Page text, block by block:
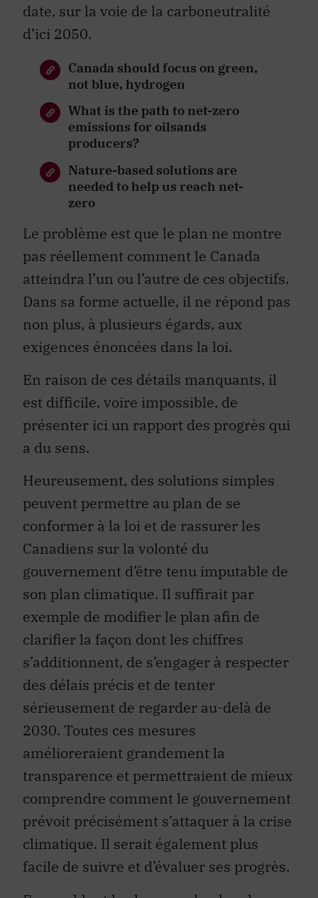
date, sur la voie de la carboneutralité
d’ici 2050.
Canada should focus on green,
not blue, hydrogen
What is the path to net-zero
emissions for oilsands
producers?
Nature-based solutions are
needed to help us reach net-
zero
Le problème est que le plan ne montre
pas réellement comment le Canada
atteindra l’un ou l’autre de ces objectifs.
Dans sa forme actuelle, il ne répond pas
non plus, à plusieurs égards, aux
exigences énoncées dans la loi.
En raison de ces détails manquants, il
est difficile, voire impossible, de
présenter ici un rapport des progrès qui
a du sens.
Heureusement, des solutions simples
peuvent permettre au plan de se
conformer à la loi et de rassurer les
Canadiens sur la volonté du
gouvernement d’être tenu imputable de
son plan climatique. Il suffirait par
exemple de modifier le plan afin de
clarifier la façon dont les chiffres
s’additionnent, de s’engager à respecter
des délais précis et de tenter
sérieusement de regarder au-delà de
2030. Toutes ces mesures
amélioreraient grandement la
transparence et permettraient de mieux
comprendre comment le gouvernement
prévoit précisément s’attaquer à la crise
climatique. Il serait également plus
facile de suivre et d’évaluer ses progrès.